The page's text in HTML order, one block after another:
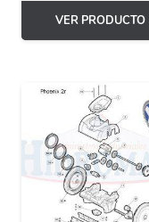
VER PRODUCTO